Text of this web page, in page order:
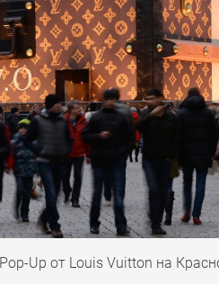
Pop-Up от Louis Vuitton на